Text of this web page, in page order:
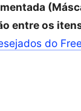
entre os
do